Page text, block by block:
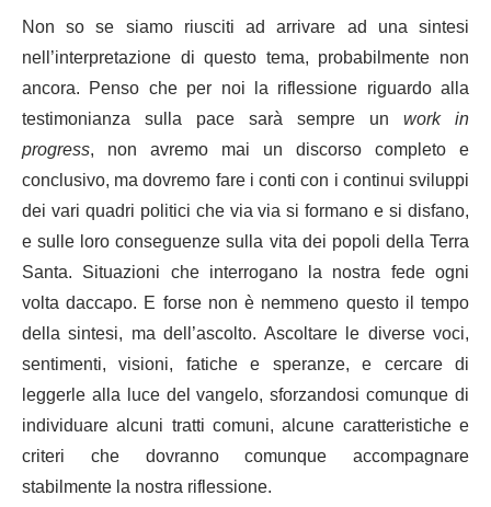
Non so se siamo riusciti ad arrivare ad una sintesi
nell’interpretazione di questo tema, probabilmente non
ancora. Penso che per noi la riflessione riguardo alla
testimonianza sulla pace sarà sempre un work in
progress, non avremo mai un discorso completo e
conclusivo, ma dovremo fare i conti con i continui sviluppi
dei vari quadri politici che via via si formano e si disfano,
e sulle loro conseguenze sulla vita dei popoli della Terra
Santa. Situazioni che interrogano la nostra fede ogni
volta daccapo. E forse non è nemmeno questo il tempo
della sintesi, ma dell’ascolto. Ascoltare le diverse voci,
sentimenti, visioni, fatiche e speranze, e cercare di
leggerle alla luce del vangelo, sforzandosi comunque di
individuare alcuni tratti comuni, alcune caratteristiche e
criteri che dovranno comunque accompagnare
stabilmente la nostra riflessione.